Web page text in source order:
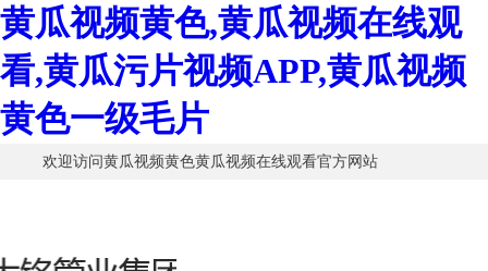
黄瓜视频黄色,黄瓜视频在线观
看,黄瓜污片视频APP,黄瓜视频
黄色一级毛片
欢迎访问黄瓜视频黄色黄瓜视频在线观看官方网站